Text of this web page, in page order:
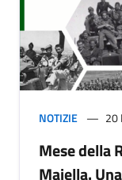
NOTIZIE 20
Mese della
Maiella.